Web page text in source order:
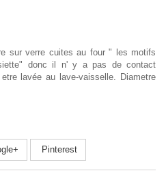
sur verre cuites au four " les motifs
donc il n' y a pas de contact
lavée au lave-vaisselle. Diametre
Pinterest